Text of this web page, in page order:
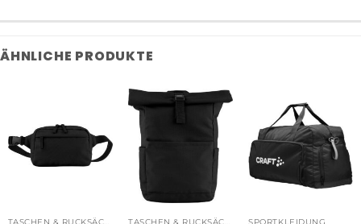
ÄHNLICHE PRODUKTE
SPORTKLEIDUNG